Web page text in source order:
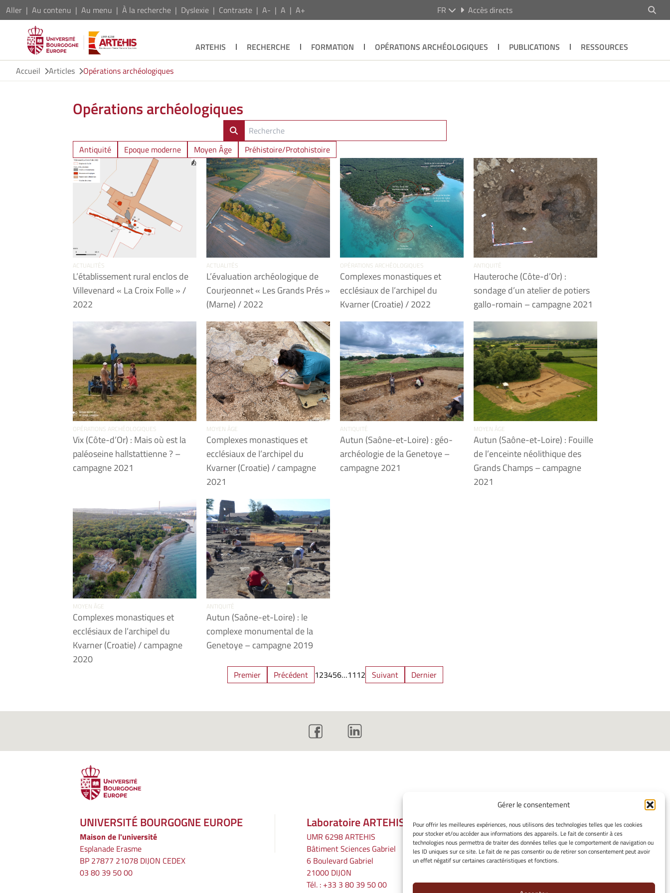
Gérer le consentement
Pour offrir les meilleures expériences, nous utilisons des technologies telles que les cookies
pour stocker et/ou accéder aux informations des appareils. Le fait de consentir à ces
technologies nous permettra de traiter des données telles que le comportement de navigation ou
les ID uniques sur ce site. Le fait de ne pas consentir ou de retirer son consentement peut avoir
un effet négatif sur certaines caractéristiques et fonctions.
Aller Au contenu Au menu À la recherche Dyslexie Contraste A- A A+ FR Accès directs
ARTEHIS RECHERCHE FORMATION OPÉRATIONS ARCHÉOLOGIQUES PUBLICATIONS
RESSOURCES
Accueil
Articles Opérations archéologiques
Opérations archéologiques
Antiquité Epoque moderne Moyen Âge Préhistoire/Protohistoire
ACTUALITÉS
L’établissement rural enclos de
Villevenard « La Croix Folle » /
2022
ACTUALITÉS
L’évaluation archéologique de
Courjeonnet « Les Grands Prés »
(Marne) / 2022
OPÉRATIONS ARCHÉOLOGIQUES
Complexes monastiques et
ecclésiaux de l’archipel du
Kvarner (Croatie) / 2022
ANTIQUITÉ
Hauteroche (Côte-d’Or) :
sondage d’un atelier de potiers
gallo-romain – campagne 2021
OPÉRATIONS ARCHÉOLOGIQUES
Vix (Côte-d’Or) : Mais où est la
paléoseine hallstattienne ? –
campagne 2021
MOYEN ÂGE
Complexes monastiques et
ecclésiaux de l’archipel du
Kvarner (Croatie) / campagne
2021
ANTIQUITÉ
Autun (Saône-et-Loire) : géo-
archéologie de la Genetoye –
campagne 2021
MOYEN ÂGE
Autun (Saône-et-Loire) : Fouille
de l’enceinte néolithique des
Grands Champs – campagne
2021
MOYEN ÂGE
Complexes monastiques et
ecclésiaux de l’archipel du
Kvarner (Croatie) / campagne
2020
ANTIQUITÉ
Autun (Saône-et-Loire) : le
complexe monumental de la
Genetoye – campagne 2019
Premier Précédent 123456…1112 Suivant Dernier
UNIVERSITÉ BOURGOGNE EUROPE
Maison de l'université
Esplanade Erasme
BP 27877 21078 DIJON CEDEX
03 80 39 50 00
Laboratoire ARTEHIS
UMR 6298 ARTEHIS
Bâtiment Sciences Gabriel
6 Boulevard Gabriel
21000 DIJON
Tél. : +33 3 80 39 50 00
INFORMATIONS LÉGALES
Mentions légales
Gérer mes cookies
Politique de cookies
Avertissement